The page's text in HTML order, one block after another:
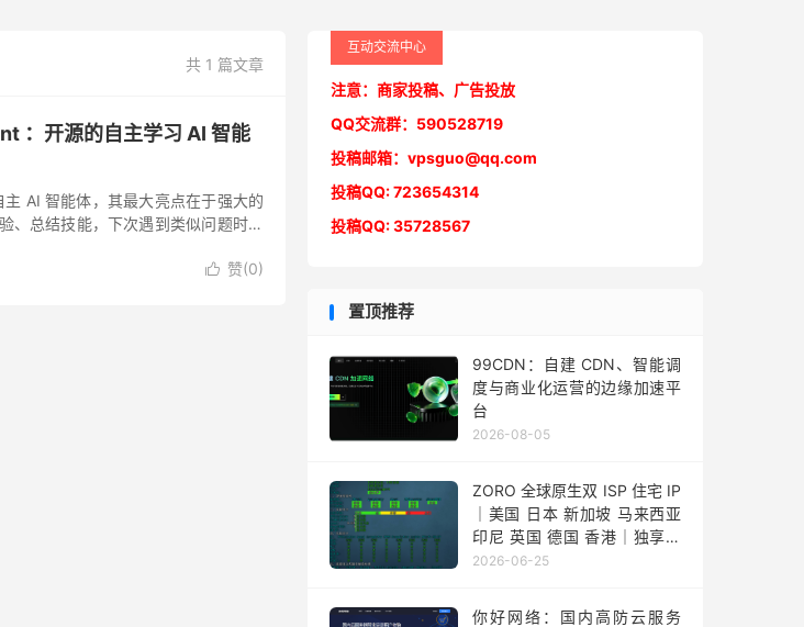
共 1 篇文章
：开源的自主学习 AI 智能
AI 智能体，其最大亮点在于强大的
、总结技能，下次遇到类似问题时便
 赞(0)
互动交流中心
注意：商家投稿、广告投放
QQ交流群：590528719
投稿邮箱：vpsguo@qq.com
投稿QQ: 723654314
投稿QQ: 35728567
置顶推荐
99CDN：自建 CDN、智能调
度与商业化运营的边缘加速平
台
2026-08-05
ZORO 全球原生双 ISP 住宅 IP
｜美国 日本 新加坡 马来西亚
印尼 英国 德国 香港｜独享静
态 IPv4
2026-06-25
你好网络：国内高防云服务